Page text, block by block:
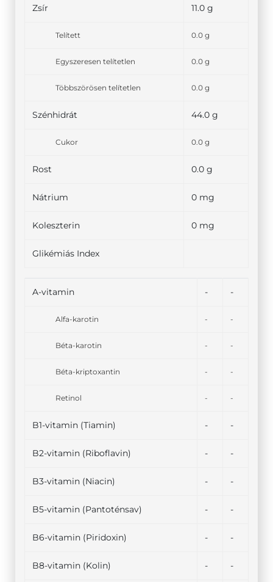
Zsír 11.0 g
Telített 0.0 g
Egyszeresen telítetlen 0.0 g
Többszörösen telítetlen 0.0 g
Szénhidrát 44.0 g
Cukor 0.0 g
Rost 0.0 g
Nátrium 0 mg
Koleszterin 0 mg
Glikémiás Index
A-vitamin - -
Alfa-karotin - -
Béta-karotin - -
Béta-kriptoxantin - -
Retinol - -
B1-vitamin (Tiamin) - -
B2-vitamin (Riboflavin) - -
B3-vitamin (Niacin) - -
B5-vitamin (Pantoténsav) - -
B6-vitamin (Piridoxin) - -
B8-vitamin (Kolin) - -